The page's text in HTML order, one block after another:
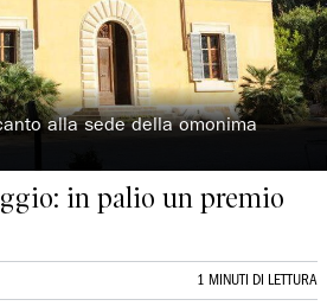
alla sede della omonima
in palio un premio
1 MINUTI DI LETTURA